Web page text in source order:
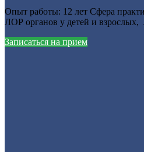
Опыт работы: 12 лет Сфера
ЛОР органов у детей и
Записаться на прием